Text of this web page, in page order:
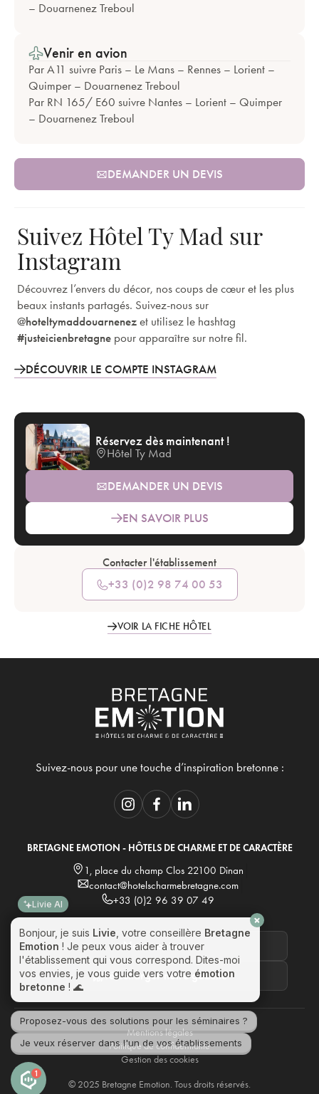
– Douarnenez Treboul
Venir en avion
Par A11 suivre Paris – Le Mans – Rennes – Lorient –
Quimper – Douarnenez Treboul
Par RN 165/ E60 suivre Nantes – Lorient – Quimper
– Douarnenez Treboul
DEMANDER UN DEVIS
Suivez Hôtel Ty Mad sur
Instagram
Découvrez l’envers du décor, nos coups de cœur et les plus
beaux instants partagés. Suivez-nous sur
@hoteltymaddouarnenez et utilisez le hashtag
#justeicienbretagne pour apparaître sur notre fil.
DÉCOUVRIR LE COMPTE INSTAGRAM
Réservez dès maintenant !
Hôtel Ty Mad
DEMANDER UN DEVIS
EN SAVOIR PLUS
Contacter l'établissement
+33 (0)2 98 74 00 53
VOIR LA FICHE HÔTEL
Suivez-nous pour une touche d’inspiration bretonne :
BRETAGNE EMOTION - HÔTELS DE CHARME ET DE CARACTÈRE
1, place du champ Clos 22100 Dinan
contact@hotelscharmebretagne.com
+33 (0)2 96 39 07 49
Nous contacter
Télécharger notre gazette
© 2025 Bretagne Emotion. Tous droits réservés.
Mentions légales
Politique de confidentialité
Gestion des cookies
1
Bonjour, je suis Livie , votre conseillère Bretagne
Emotion ! Je peux vous aider à trouver
l'établissement qui vous correspond. Dites-moi
vos envies, je vous guide vers votre émotion
bretonne ! 🌊
Livie AI
Proposez-vous des solutions pour les séminaires ?
Je veux réserver dans l'un de vos établissements